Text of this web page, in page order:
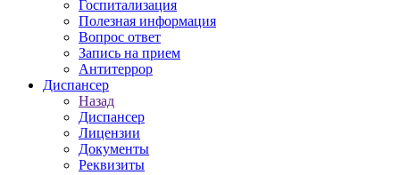
Госпитализация
Полезная информация
Вопрос ответ
Запись на прием
Антитеррор
Диспансер
Назад
Диспансер
Лицензии
Документы
Реквизиты